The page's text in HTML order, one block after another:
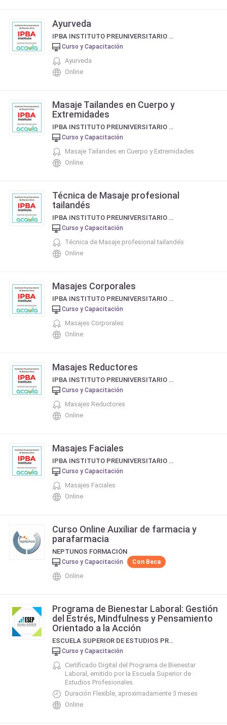
Ayurveda
IPBA INSTITUTO PREUNIVERSITARIO DE BUENOS AIRES
Curso y Capacitación
Ayurveda
Online
Masaje Tailandes en Cuerpo y
Extremidades
IPBA INSTITUTO PREUNIVERSITARIO DE BUENOS AIRES
Curso y Capacitación
Masaje Tailandes en Cuerpo y Extremidades
Online
Técnica de Masaje profesional
tailandés
IPBA INSTITUTO PREUNIVERSITARIO DE BUENOS AIRES
Curso y Capacitación
Técnica de Masaje profesional tailandés
Online
Masajes Corporales
IPBA INSTITUTO PREUNIVERSITARIO DE BUENOS AIRES
Curso y Capacitación
Masajes Corporales
Online
Masajes Reductores
IPBA INSTITUTO PREUNIVERSITARIO DE BUENOS AIRES
Curso y Capacitación
Masajes Reductores
Online
Masajes Faciales
IPBA INSTITUTO PREUNIVERSITARIO DE BUENOS AIRES
Curso y Capacitación
Masajes Faciales
Online
Curso Online Auxiliar de farmacia y
parafarmacia
NEPTUNOS FORMACIÓN
Curso y Capacitación Con Beca
Online
Programa de Bienestar Laboral: Gestión
del Estrés, Mindfulness y Pensamiento
Orientado a la Acción
ESCUELA SUPERIOR DE ESTUDIOS PROFESIONALES - ESEP
Curso y Capacitación
Certificado Digital del Programa de Bienestar
Laboral, emitido por la Escuela Superior de
Estudios Profesionales.
Duración Flexible, aproximadamente 3 meses
Online